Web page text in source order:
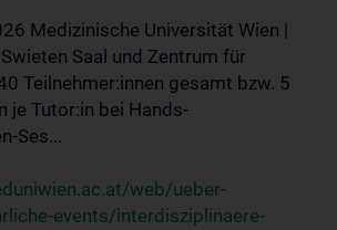
Medizinische Universität Wien |
Saal und Zentrum für
Teilnehmer:innen gesamt bzw. 5
je Tutor:in bei Hands-
Ses...
web/ueber-
events/interdisziplinaere-